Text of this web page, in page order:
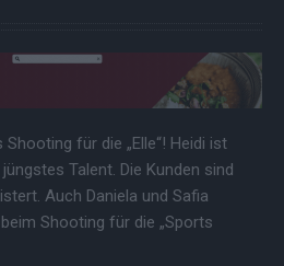
für die „Elle“! Heidi ist
Talent. Die Kunden sind
Auch Daniela und Safia
Shooting für die „Sports